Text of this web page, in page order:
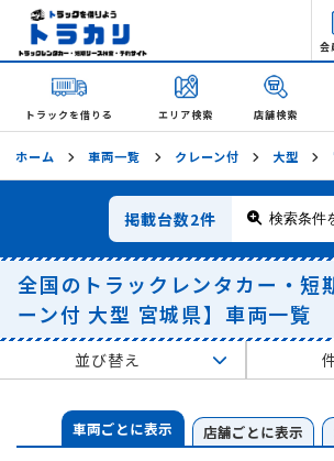
会
トラックを借りる エリア検索 店舗検索
ホーム 車両一覧 クレーン付 大型
掲載台数2件 検索条件
全国のトラックレンタカー・短
ーン付 大型 宮城県】車両一覧
車両ごとに表示 店舗ごとに表示
並び替え